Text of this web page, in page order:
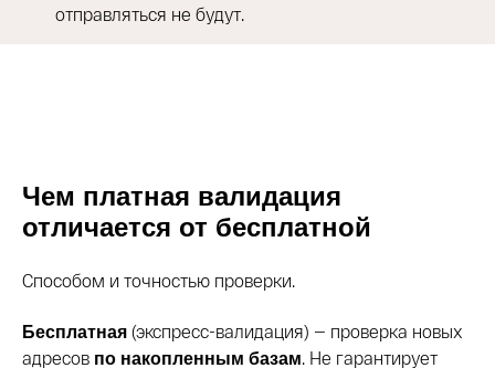
отправляться не будут.
Чем платная валидация
отличается от бесплатной
Способом и точностью проверки.
Бесплатная (экспресс-валидация) — проверка новых
адресов по накопленным базам . Не гарантирует